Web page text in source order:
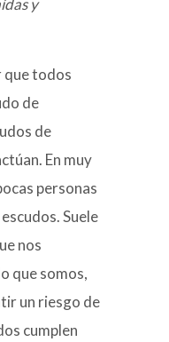
y
que todos
de
de
En muy
personas
Suele
nos
que somos,
un riesgo de
cumplen